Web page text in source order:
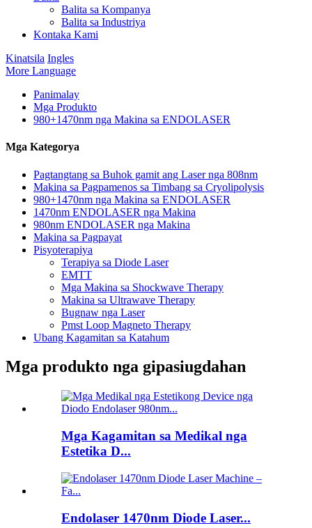
Balita sa Kompanya
Balita sa Industriya
Kontaka Kami
Kinatsila Ingles
More Language
Panimalay
Mga Produkto
980+1470nm nga Makina sa ENDOLASER
Mga Kategorya
Pagtangtang sa Buhok gamit ang Laser nga 808nm
Makina sa Pagpamenos sa Timbang sa Cryolipolysis
980+1470nm nga Makina sa ENDOLASER
1470nm ENDOLASER nga Makina
980nm ENDOLASER nga Makina
Makina sa Pagpayat
Pisyoterapiya
Terapiya sa Diode Laser
EMTT
Mga Makina sa Shockwave Therapy
Makina sa Ultrawave Therapy
Bugnaw nga Laser
Pmst Loop Magneto Therapy
Ubang Kagamitan sa Katahum
Mga produkto nga gipasiugdahan
Mga Kagamitan sa Medikal nga
Estetika D...
Endolaser 1470nm Diode Laser...